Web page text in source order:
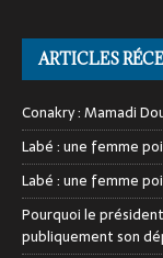
ARTICLES
Conakry : Mamadi
Labé : une femme
Labé : une femme
Pourquoi le
publiquement son